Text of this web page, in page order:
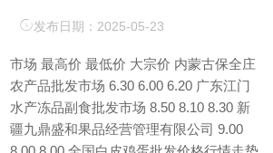
发布日期：2025-05-23
市场 最高价 最低价 大宗价 内蒙古保全庄
农产品批发市场 6.30 6.00 6.20 广东江门
水产冻品副食批发市场 8.50 8.10 8.30 新
疆九鼎盛和果品经营管理有限公司 9.00